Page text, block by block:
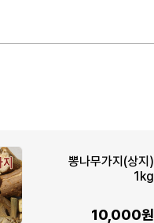
뽕나무가지(상지)
1kg
10,000원